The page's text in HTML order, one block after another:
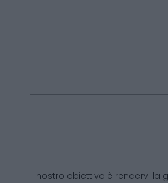
Il nostro obiettivo è rendervi la